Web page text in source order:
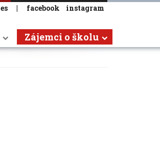
es | facebook instagram
Zájemci o školu